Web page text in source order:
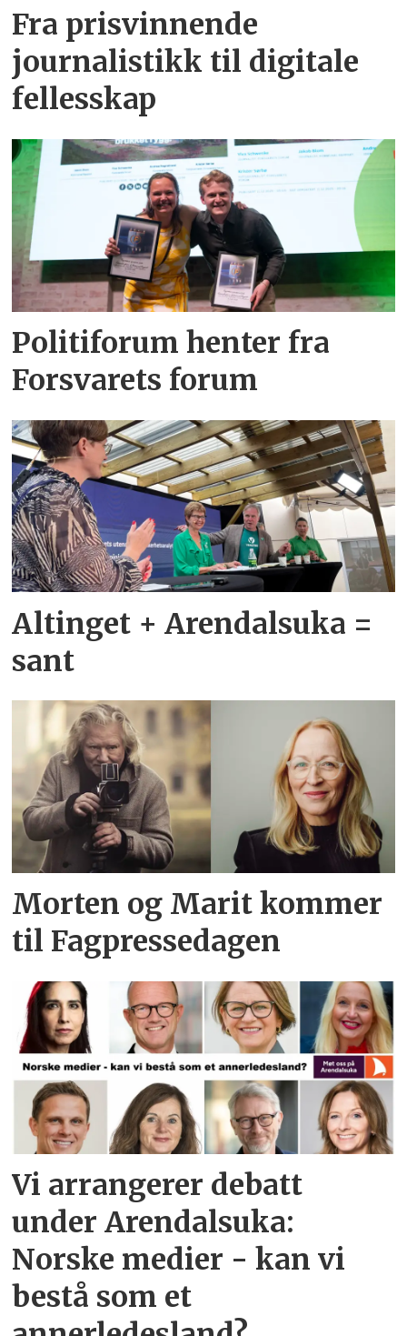
Fra prisvinnende
journalistikk til digitale
fellesskap
Politiforum henter fra
Forsvarets forum
Altinget + Arendalsuka =
sant
Morten og Marit kommer
til Fagpressedagen
Vi arrangerer debatt
under Arendalsuka:
Norske medier - kan vi
bestå som et